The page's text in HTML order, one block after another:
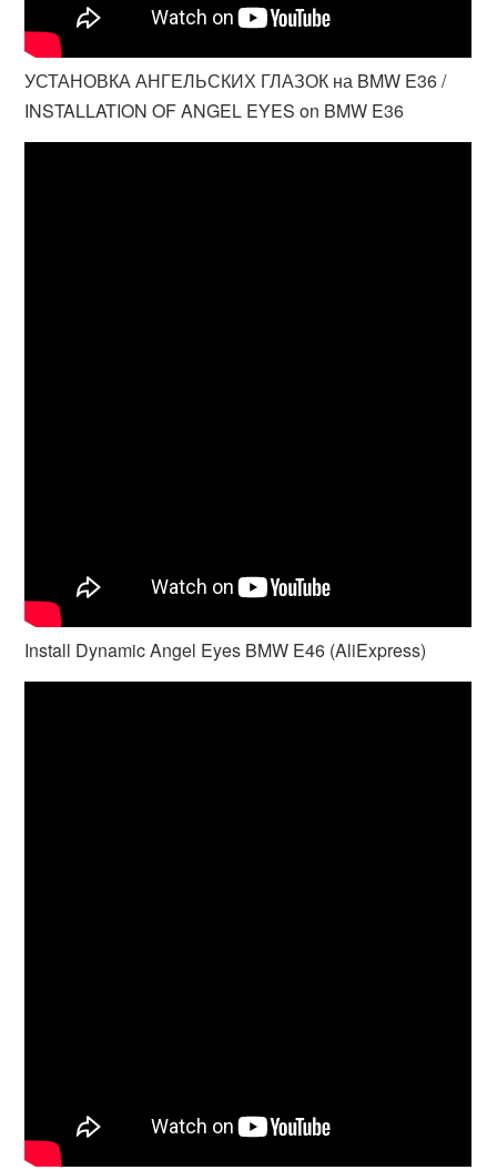
УСТАНОВКА АНГЕЛЬСКИХ ГЛАЗОК на BMW E36 /
INSTALLATION OF ANGEL EYES on BMW E36
Install Dynamic Angel Eyes BMW E46 (AliExpress)